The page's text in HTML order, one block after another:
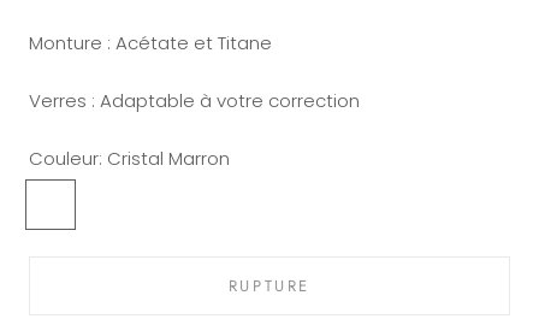
Monture : Acétate et Titane
Verres : Adaptable à votre correction
Couleur: Cristal Marron
Marron
RUPTURE